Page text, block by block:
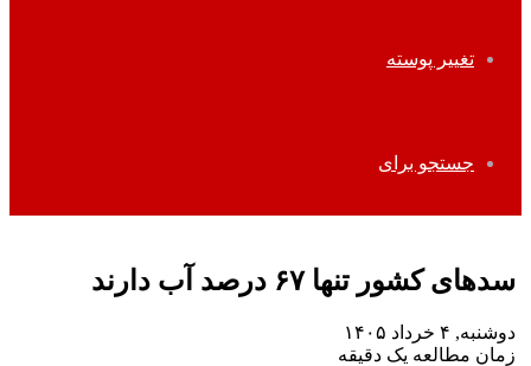
تغییر پوسته
جستجو برای
سدهای کشور تنها ۶۷ درصد آب دارند
دوشنبه, ۴ خرداد ۱۴۰۵
زمان مطالعه یک دقیقه